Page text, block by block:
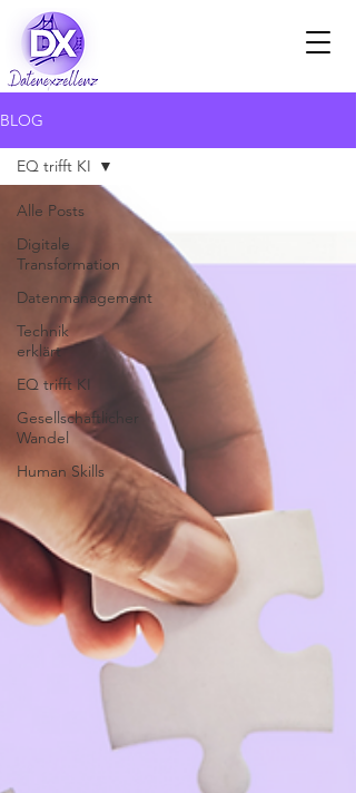
BLOG
Alle Posts
Digitale
Transformation
Datenmanagement
Technik
erklärt
EQ trifft KI
Gesellschaftlicher
Wandel
Human Skills
EQ trifft KI